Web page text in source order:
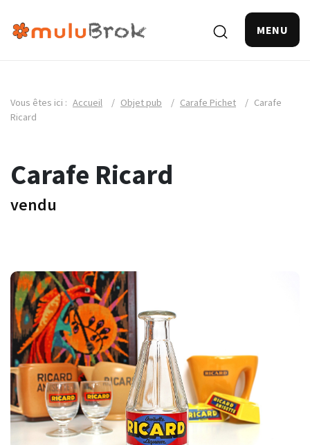
MENU
Vous êtes ici : Accueil / Objet pub / Carafe Pichet / Carafe
Ricard
Carafe Ricard
vendu